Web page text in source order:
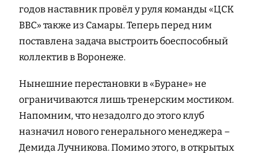
годов наставник провёл у руля команды «ЦСК
ВВС» также из Самары. Теперь перед ним
поставлена задача выстроить боеспособный
коллектив в Воронеже.
Нынешние перестановки в «Буране» не
ограничиваются лишь тренерским мостиком.
Напомним, что незадолго до этого клуб
назначил нового генерального менеджера –
Демида Лучникова. Помимо этого, в открытых